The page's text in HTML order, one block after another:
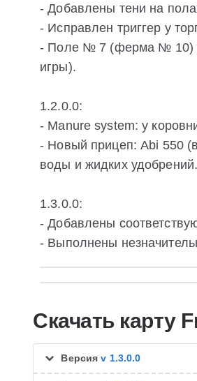
- Добавлены тени на
- Исправлен триггер у
- Поле № 7 (ферма № 10)
игры).
1.2.0.0:
- Manure system: у
- Новый прицеп: Abi 550
воды и жидких удобрений.
1.3.0.0:
- Добавлены
- Выполнены
Скачать карту
Версияv 1.3.0.0